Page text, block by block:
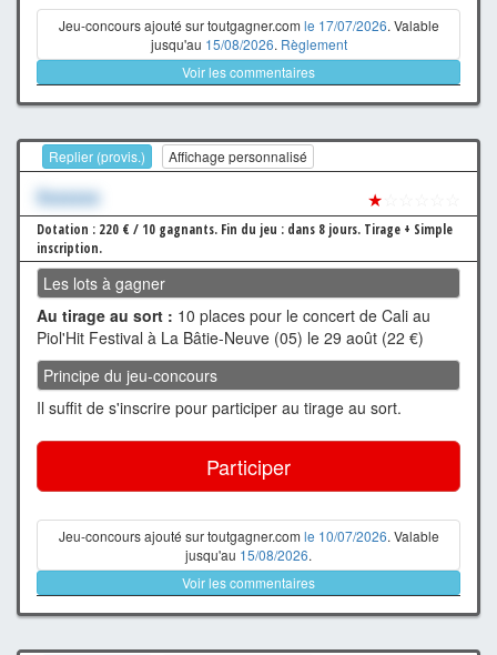
Jeu-concours ajouté sur toutgagner.com le 17/07/2026. Valable
jusqu'au 15/08/2026. Règlement
Voir les commentaires
Replier (provis.) Affichage personnalisé
Xxxxxxx ★
Dotation : 220 € / 10 gagnants. Fin du jeu : dans 8 jours. Tirage + Simple
inscription.
Les lots à gagner
Au tirage au sort : 10 places pour le concert de Cali au
Piol'Hit Festival à La Bâtie-Neuve (05) le 29 août (22 €)
Principe du jeu-concours
Il suffit de s'inscrire pour participer au tirage au sort.
Participer
Jeu-concours ajouté sur toutgagner.com le 10/07/2026. Valable
jusqu'au 15/08/2026.
Voir les commentaires